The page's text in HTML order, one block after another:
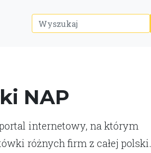
NAP
internetowy, na którym
różnych firm z całej polski.